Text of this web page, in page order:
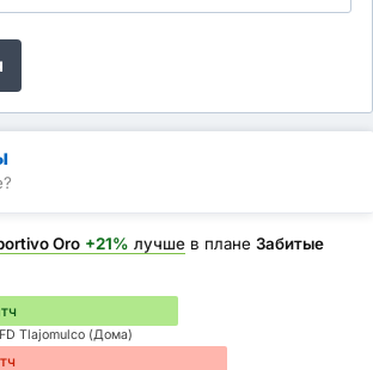
Oro +21% лучше в плане Забитые
Tlajomulco (Дома)